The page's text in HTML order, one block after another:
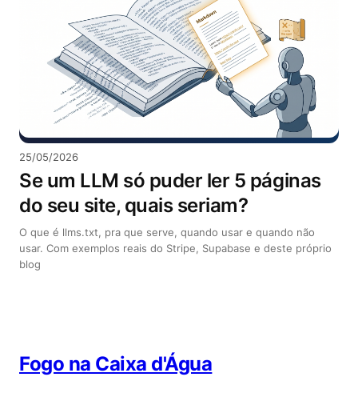
25/05/2026
Se um LLM só puder ler 5 páginas
do seu site, quais seriam?
O que é llms.txt, pra que serve, quando usar e quando não
usar. Com exemplos reais do Stripe, Supabase e deste próprio
blog
Fogo na Caixa d'Água